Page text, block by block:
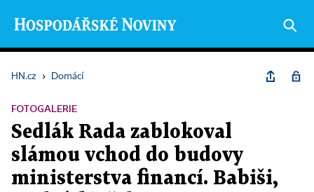
HN.cz › Domácí
FOTOGALERIE
Sedlák Rada zablokoval
slámou vchod do budovy
ministerstva financí. Babiši,